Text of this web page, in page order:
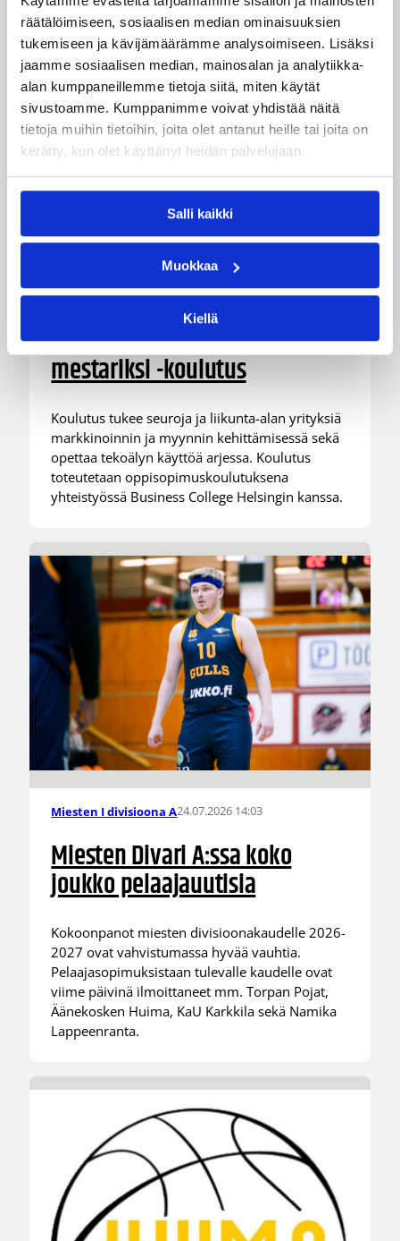
räätälöimiseen, sosiaalisen median ominaisuuksien
tukemiseen ja kävijämäärämme analysoimiseen. Lisäksi
jaamme sosiaalisen median, mainosalan ja analytiikka-
alan kumppaneillemme tietoja siitä, miten käytät
sivustoamme. Kumppanimme voivat yhdistää näitä
tietoja muihin tietoihin, joita olet antanut heille tai joita on
kerätty, kun olet käyttänyt heidän palvelujaan.
Salli kaikki
Muokkaa
Kiellä
innostaa mukaan uusia pelaajia ja syventää
yhteistyötä koulujen kanssa.
Koripalloliitto 03.08.2026 15:25
Game On – Markkinoinnin
mestariksi -koulutus
Koulutus tukee seuroja ja liikunta-alan yrityksiä
markkinoinnin ja myynnin kehittämisessä sekä
opettaa tekoälyn käyttöä arjessa. Koulutus
toteutetaan oppisopimuskoulutuksena
yhteistyössä Business College Helsingin kanssa.
Miesten I divisioona A24.07.2026 14:03
Miesten Divari A:ssa koko
joukko pelaajauutisia
Kokoonpanot miesten divisioonakaudelle 2026-
2027 ovat vahvistumassa hyvää vauhtia.
Pelaajasopimuksistaan tulevalle kaudelle ovat
viime päivinä ilmoittaneet mm. Torpan Pojat,
Äänekosken Huima, KaU Karkkila sekä Namika
Lappeenranta.